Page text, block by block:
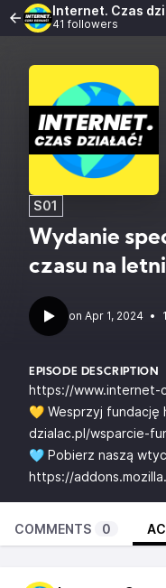
Internet. Czas
41 followers
S01
Wydanie
czasu na
•
EPISODE DESCRIPTION
https://www.internet-
💛 Wesprzyj fundację
dzialac.pl/wsparcie-
🩵 Pobierz naszą
https://
COMMENTS 0